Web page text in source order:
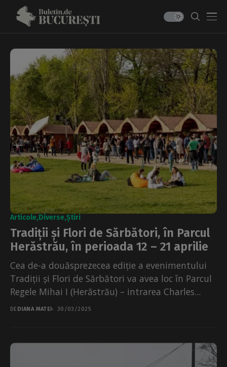
Articole Diverse Știri
Tradiții și Flori de Sărbători, în Parcul
Herăstrău, în perioada 12 – 21 aprilie
Cea de-a douăsprezecea ediție a evenimentului
Tradiții și Flori de Sărbători va avea loc în Parcul
Regele Mihai I (Herăstrău) – intrarea Charles...
DE DIANA MATEI 30/03/2025